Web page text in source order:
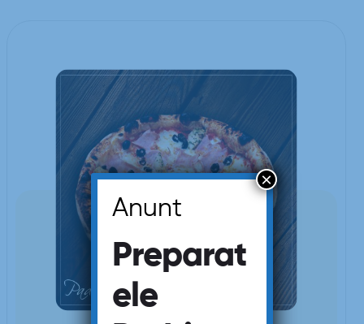
Anunt
Preparat
ele
×